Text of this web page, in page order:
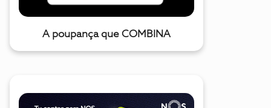
A poupança que COMBINA